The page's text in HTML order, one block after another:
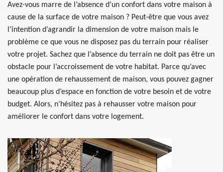
Avez-vous marre de l’absence d’un confort dans votre maison à
cause de la surface de votre maison ? Peut-être que vous avez
l’intention d’agrandir la dimension de votre maison mais le
problème ce que vous ne disposez pas du terrain pour réaliser
votre projet. Sachez que l’absence du terrain ne doit pas être un
obstacle pour l’accroissement de votre habitat. Parce qu’avec
une opération de rehaussement de maison, vous pouvez gagner
beaucoup plus d’espace en fonction de votre besoin et de votre
budget. Alors, n’hésitez pas à rehausser votre maison pour
améliorer le confort dans votre logement.